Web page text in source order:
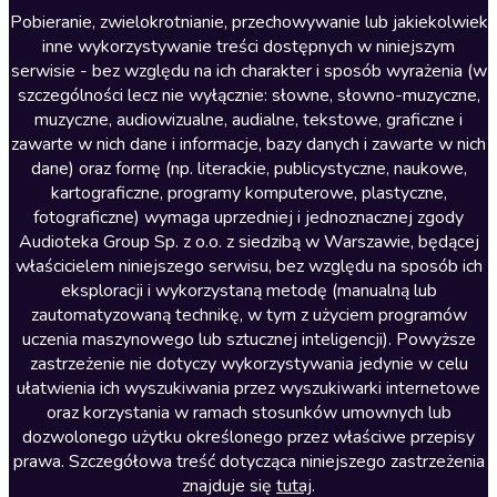
Literatura anglojęzyczna
Literatura faktu
Literatura obyczajowa
Literatura piękna obca
Literatura piękna polska
Nagrania relaksacyjne
Nauka języków
Nauki humanistyczne
Podcasty i audycje
Polityka
Prasa
Religia
Romans
Pobieranie, zwielokrotnianie, przechowywanie lub jakiekolwiek
inne wykorzystywanie treści dostępnych w niniejszym
serwisie - bez względu na ich charakter i sposób wyrażenia (w
szczególności lecz nie wyłącznie: słowne, słowno-muzyczne,
muzyczne, audiowizualne, audialne, tekstowe, graficzne i
zawarte w nich dane i informacje, bazy danych i zawarte w nich
dane) oraz formę (np. literackie, publicystyczne, naukowe,
kartograficzne, programy komputerowe, plastyczne,
fotograficzne) wymaga uprzedniej i jednoznacznej zgody
Audioteka Group Sp. z o.o. z siedzibą w Warszawie, będącej
właścicielem niniejszego serwisu, bez względu na sposób ich
eksploracji i wykorzystaną metodę (manualną lub
zautomatyzowaną technikę, w tym z użyciem programów
uczenia maszynowego lub sztucznej inteligencji). Powyższe
zastrzeżenie nie dotyczy wykorzystywania jedynie w celu
ułatwienia ich wyszukiwania przez wyszukiwarki internetowe
oraz korzystania w ramach stosunków umownych lub
dozwolonego użytku określonego przez właściwe przepisy
prawa. Szczegółowa treść dotycząca niniejszego zastrzeżenia
znajduje się tutaj.